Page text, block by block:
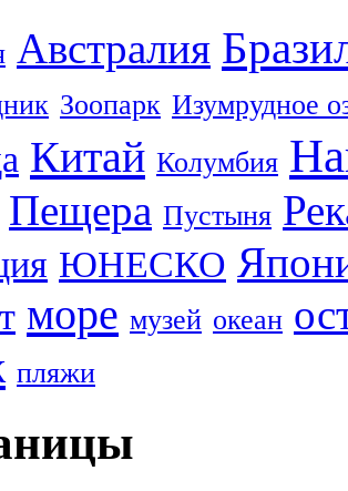
Австралия
Зоопарк Изумрудное
Китай Колумбия
Пещера Пустыня
ЮНЕСКО
море музей океан
пляжи